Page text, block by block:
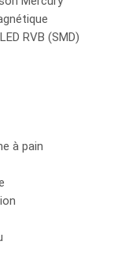
RVB (SMD)
à pain